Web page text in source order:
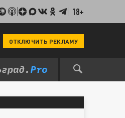
18+
ОТКЛЮЧИТЬ РЕКЛАМУ